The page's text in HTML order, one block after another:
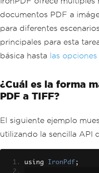
documentos PDF a
para diferentes
principales para esta
básica hasta las
¿Cuál es la forma
PDF a TIFF?
El siguiente ejemplo
utilizando la sencilla API
using IronPdf ;